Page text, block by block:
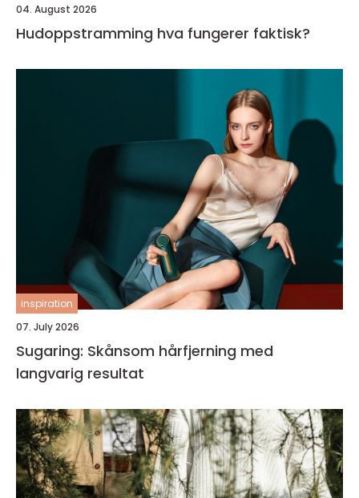
04. August 2026
Hudoppstramming hva fungerer faktisk?
inspiration
07. July 2026
Sugaring: Skånsom hårfjerning med
langvarig resultat